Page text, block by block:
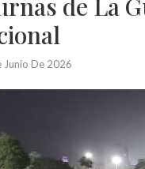
Junio De 2026